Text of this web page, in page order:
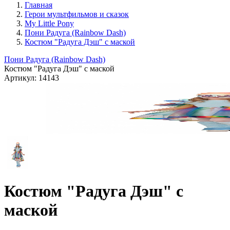
Главная
Герои мультфильмов и сказок
My Little Pony
Пони Радуга (Rainbow Dash)
Костюм "Радуга Дэш" с маской
Пони Радуга (Rainbow Dash)
Костюм "Радуга Дэш" с маской
Артикул: 14143
Костюм "Радуга Дэш" с
маской